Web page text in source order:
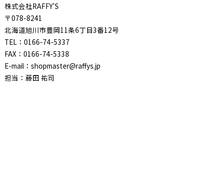
株式会社RAFFY'S
〒078-8241
北海道旭川市豊岡11条6丁目3番12号
TEL：0166-74-5337
FAX：0166-74-5338
E-mail：shopmaster@raffys.jp
担当：藤田 祐司